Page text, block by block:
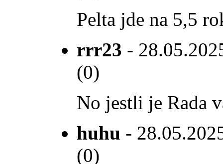
Pelta jde na 5,5
rrr23 -
(0)
No jestli je Rada
huhu -
(0)